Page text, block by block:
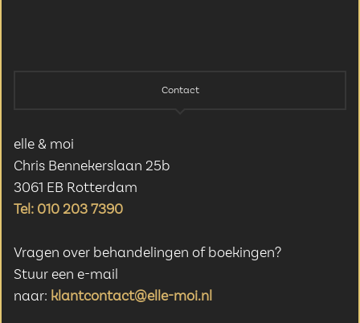
Contact
elle & moi
Chris Bennekerslaan 25b
3061 EB Rotterdam
Tel: 010 203 7390
Vragen over behandelingen of boekingen?
Stuur een e-mail
naar: klantcontact@elle-moi.nl